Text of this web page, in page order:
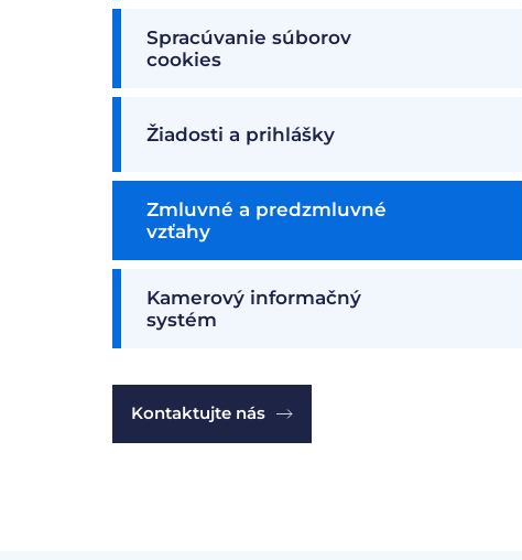
Spracúvanie súborov
cookies
Žiadosti a prihlášky
Zmluvné a predzmluvné
vzťahy
Kamerový informačný
systém
Kontaktujte nás